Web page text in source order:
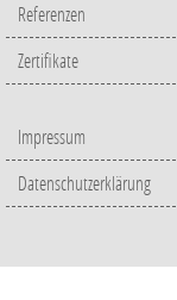
Referenzen
Zertifikate
Impressum
Datenschutzerklärung